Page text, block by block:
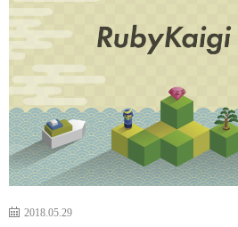
2018.05.29